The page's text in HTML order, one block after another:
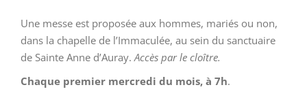
Une messe est proposée aux hommes, mariés ou non,
dans la chapelle de l’Immaculée, au sein du sanctuaire
de Sainte Anne d’Auray. Accès par le cloître.
Chaque premier mercredi du mois, à 7h.